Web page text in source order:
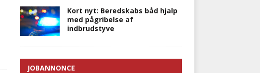
Kort nyt: Beredskabs båd hjalp
med pågribelse af
indbrudstyve
JOBANNONCE